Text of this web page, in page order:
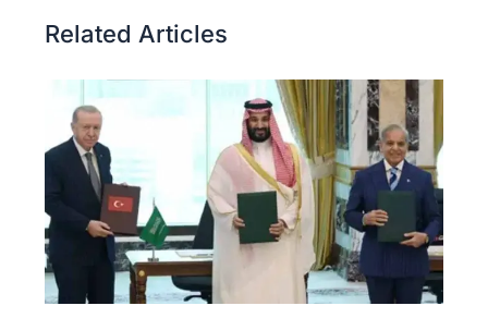
Related Articles